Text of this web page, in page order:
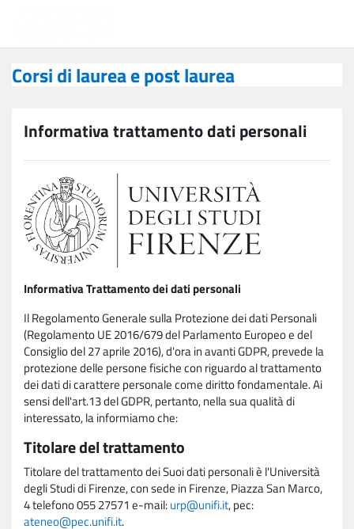
Corsi di laurea e post laurea
Informativa trattamento dati personali
Informativa Trattamento dei dati personali
Il Regolamento Generale sulla Protezione dei dati Personali
(Regolamento UE 2016/679 del Parlamento Europeo e del
Consiglio del 27 aprile 2016), d'ora in avanti GDPR, prevede la
protezione delle persone fisiche con riguardo al trattamento
dei dati di carattere personale come diritto fondamentale. Ai
sensi dell'art.13 del GDPR, pertanto, nella sua qualità di
interessato, la informiamo che:
Titolare del trattamento
Titolare del trattamento dei Suoi dati personali è l'Università
degli Studi di Firenze, con sede in Firenze, Piazza San Marco,
4 telefono 055 27571 e-mail:urp@unifi.it, pec:
ateneo@pec.unifi.it.